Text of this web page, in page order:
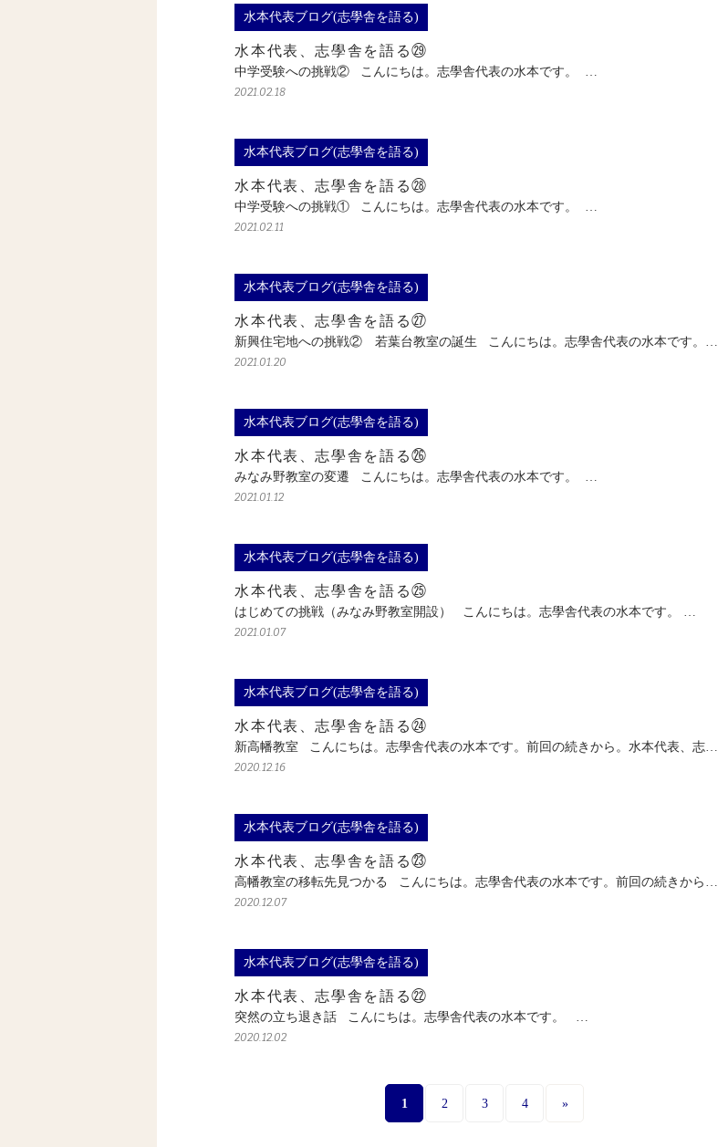
水本代表ブログ(志學舎を語る)
水本代表、志學舎を語る㉙
中学受験への挑戦② こんにちは。志學舎代表の水本です。 …
2021.02.18
水本代表ブログ(志學舎を語る)
水本代表、志學舎を語る㉘
中学受験への挑戦① こんにちは。志學舎代表の水本です。 …
2021.02.11
水本代表ブログ(志學舎を語る)
水本代表、志學舎を語る㉗
新興住宅地への挑戦② 若葉台教室の誕生 こんにちは。志學舎代表の水本です。…
2021.01.20
水本代表ブログ(志學舎を語る)
水本代表、志學舎を語る㉖
みなみ野教室の変遷 こんにちは。志學舎代表の水本です。 …
2021.01.12
水本代表ブログ(志學舎を語る)
水本代表、志學舎を語る㉕
はじめての挑戦（みなみ野教室開設） こんにちは。志學舎代表の水本です。 …
2021.01.07
水本代表ブログ(志學舎を語る)
水本代表、志學舎を語る㉔
新高幡教室 こんにちは。志學舎代表の水本です。前回の続きから。水本代表、志…
2020.12.16
水本代表ブログ(志學舎を語る)
水本代表、志學舎を語る㉓
高幡教室の移転先見つかる こんにちは。志學舎代表の水本です。前回の続きから…
2020.12.07
水本代表ブログ(志學舎を語る)
水本代表、志學舎を語る㉒
突然の立ち退き話 こんにちは。志學舎代表の水本です。 …
2020.12.02
1 2 3 4 »